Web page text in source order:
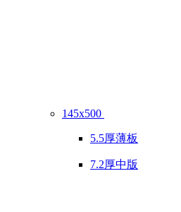
145x500
5.5厚薄板
7.2厚中版